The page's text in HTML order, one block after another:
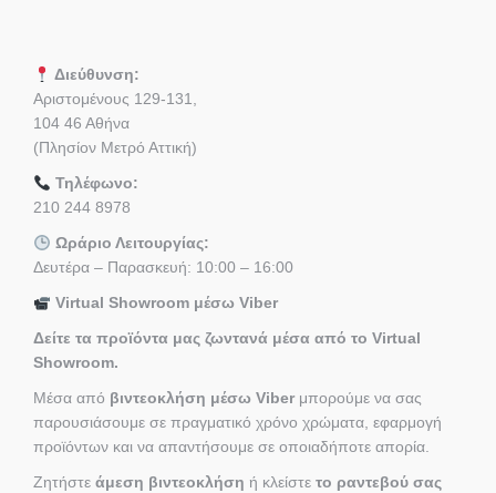
Διεύθυνση:
Αριστομένους 129-131,
104 46 Αθήνα
(Πλησίον Μετρό Αττική)
Τηλέφωνο:
210 244 8978
Ωράριο Λειτουργίας:
Δευτέρα – Παρασκευή: 10:00 – 16:00
Virtual Showroom μέσω Viber
Δείτε τα προϊόντα μας ζωντανά μέσα από το Virtual
Showroom.
Μέσα από βιντεοκλήση μέσω Viber μπορούμε να σας
παρουσιάσουμε σε πραγματικό χρόνο χρώματα, εφαρμογή
προϊόντων και να απαντήσουμε σε οποιαδήποτε απορία.
Ζητήστε άμεση βιντεοκλήση ή κλείστε το ραντεβού σας